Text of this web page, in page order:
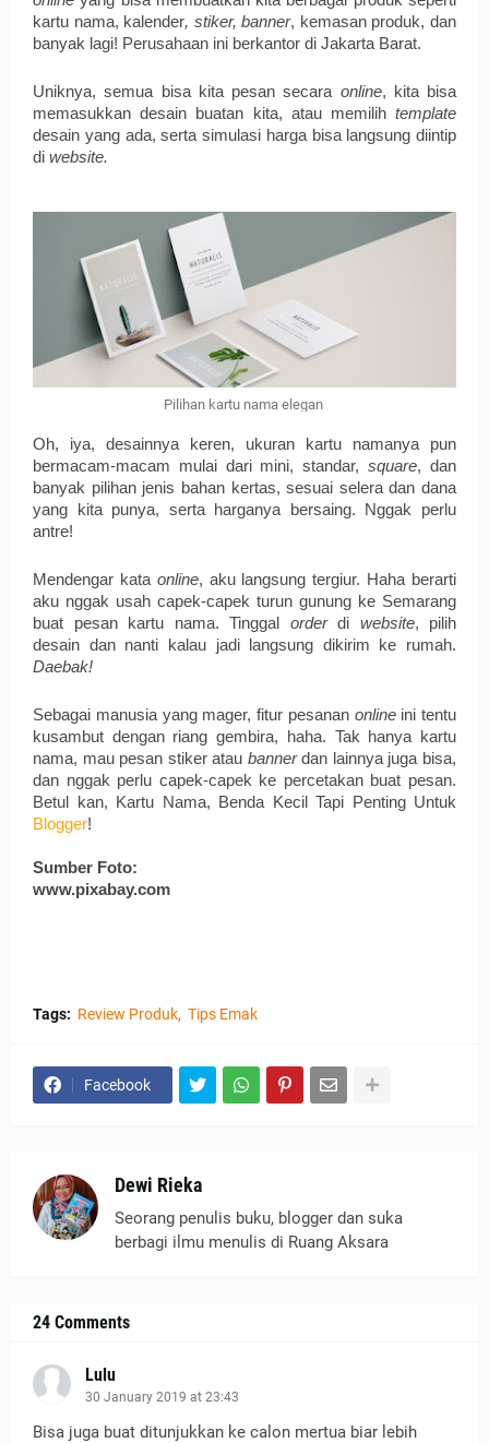
kartu nama, kalender, stiker, banner, kemasan produk, dan
banyak lagi! Perusahaan ini berkantor di Jakarta Barat.
Uniknya, semua bisa kita pesan secara online, kita bisa
memasukkan desain buatan kita, atau memilih template
desain yang ada, serta simulasi harga bisa langsung diintip
di website.
Pilihan kartu nama elegan
Oh, iya, desainnya keren, ukuran kartu namanya pun
bermacam-macam mulai dari mini, standar, square, dan
banyak pilihan jenis bahan kertas, sesuai selera dan dana
yang kita punya, serta harganya bersaing. Nggak perlu
antre!
Mendengar kata online, aku langsung tergiur. Haha berarti
aku nggak usah capek-capek turun gunung ke Semarang
buat pesan kartu nama. Tinggal order di website, pilih
Daebak!
Sebagai manusia yang mager, fitur pesanan online ini tentu
kusambut dengan riang gembira, haha. Tak hanya kartu
nama, mau pesan stiker atau banner dan lainnya juga bisa,
dan nggak perlu capek-capek ke percetakan buat pesan.
Blogger!
Sumber Foto:
www.pixabay.com
Tags: Review Produk Tips Emak
Facebook
Dewi Rieka
Seorang penulis buku, blogger dan suka
berbagi ilmu menulis di Ruang Aksara
24 Comments
Lulu
30 January 2019 at 23:43
Bisa juga buat ditunjukkan ke calon mertua biar lebih